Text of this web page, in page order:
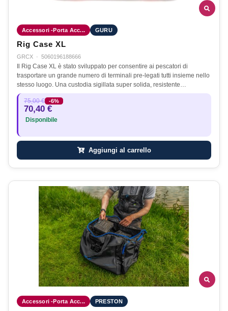
Accessori -Porta Acc... GURU
Rig Case XL
GRCX · 5060196188666
Il Rig Case XL è stato sviluppato per consentire ai pescatori di
trasportare un grande numero di terminali pre-legati tutti insieme nello
stesso luogo. Una custodia sigillata super solida, resistente…
75,00 € -6%
70,40 €
Disponibile
Aggiungi al carrello
Accessori -Porta Acc... PRESTON